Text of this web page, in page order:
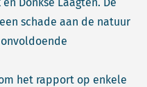
schade aan de natuur
het rapport op enkele